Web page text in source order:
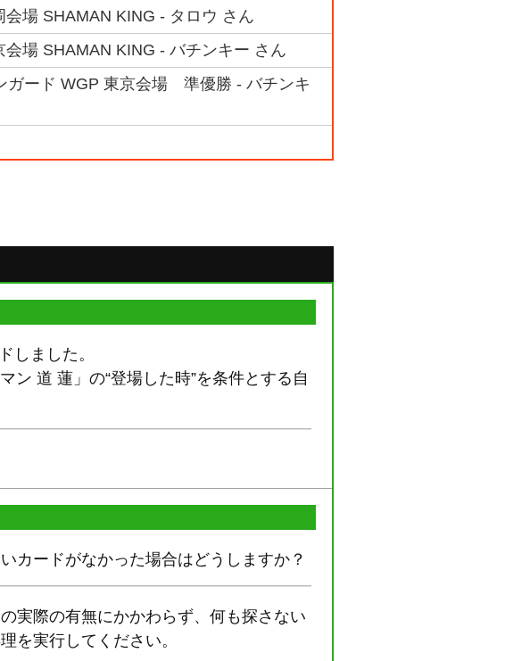
会場 SHAMAN KING - タロウ さん
場 SHAMAN KING - バチンキー さん
ガード WGP 東京会場 準優勝 - バチンキ
しました。
ン 道 蓮」の“登場した時”を条件とする自
カードがなかった場合はどうしますか？
実際の有無にかかわらず、何も探さない
を実行してください。